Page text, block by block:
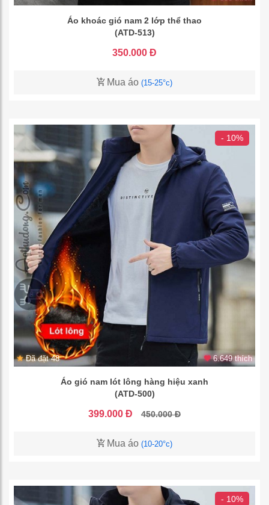
Áo khoác gió nam 2 lớp thể thao
(ATD-513)
350.000 Đ
Mua áo (15-25°c)
- 10%
Đã đặt 48 6.649 thích
Áo gió nam lót lông hàng hiệu xanh
(ATD-500)
399.000 Đ 450.000 Đ
Mua áo (10-20°c)
- 10%